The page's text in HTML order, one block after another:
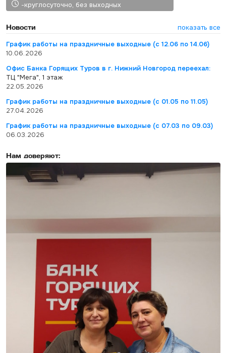
-круглосуточно, без выходных
Новости
показать все
График работы на праздничные выходные (с 12.06 по 14.06)
10.06.2026
Офис Банка Горящих Туров в г. Нижний Новгород переехал:
ТЦ "Мега", 1 этаж
22.05.2026
График работы на праздничные выходные (с 01.05 по 11.05)
27.04.2026
График работы на праздничные выходные (с 07.03 по 09.03)
06.03.2026
Нам доверяют: